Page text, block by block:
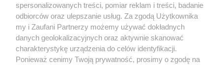
REKLAMA WSPÓŁPRACA RSS FACEBOOK KONTAKT
Nasze serwisy
Aktualności
Muzyka i kultura
spersonalizowanych treści, pomiar reklam i treści, badanie
odbiorców oraz ulepszanie usług. Za zgodą Użytkownika
my i Zaufani Partnerzy możemy używać dokładnych
danych geolokalizacyjnych oraz aktywnie skanować
charakterystykę urządzenia do celów identyfikacji.
Ponieważ cenimy Twoją prywatność, prosimy o zgodę na